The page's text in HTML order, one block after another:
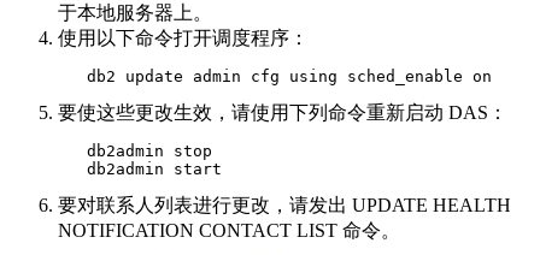
于本地服务器上。
使用以下命令打开调度程序：
   db2 update admin cfg using sched_enable on
要使这些更改生效，请使用下列命令重新启动 DAS：
   db2admin stop
   db2admin start
要对联系人列表进行更改，请发出 UPDATE HEALTH
NOTIFICATION CONTACT LIST 命令。